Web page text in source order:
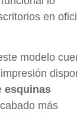
en
modelo
esquinas
más